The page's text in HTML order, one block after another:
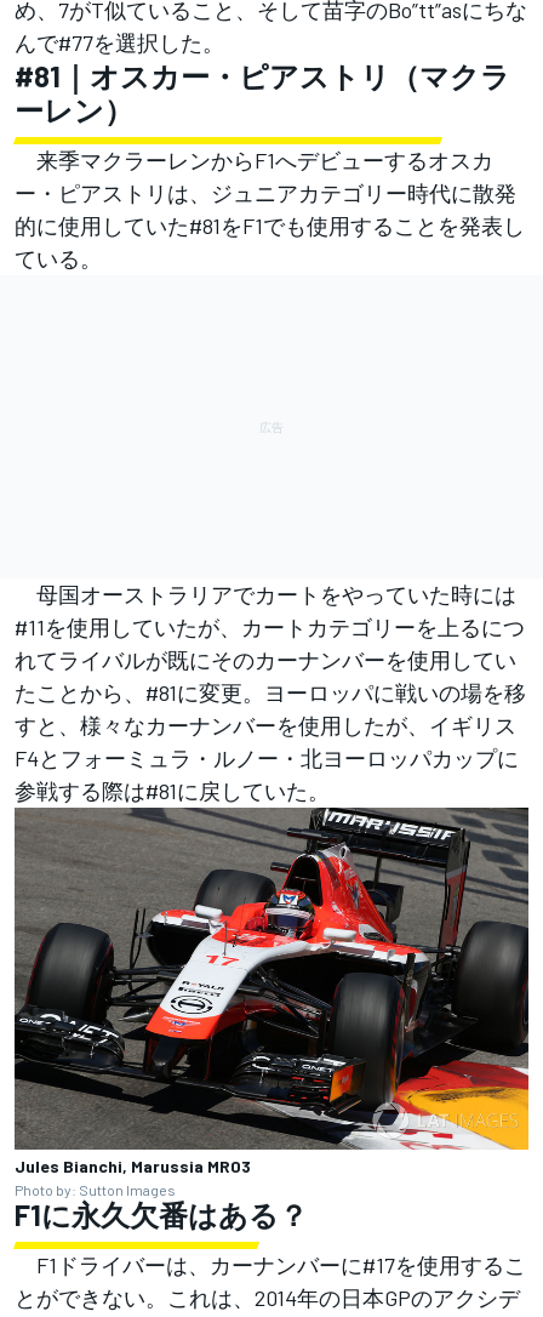
め、7がT似ていること、そして苗字のBo”tt”asにちな
んで#77を選択した。
#81｜オスカー・ピアストリ（マクラ
ーレン）
来季マクラーレンからF1へデビューするオスカ
ー・ピアストリは、ジュニアカテゴリー時代に散発
的に使用していた#81をF1でも使用することを発表し
ている。
母国オーストラリアでカートをやっていた時には
#11を使用していたが、カートカテゴリーを上るにつ
れてライバルが既にそのカーナンバーを使用してい
たことから、#81に変更。ヨーロッパに戦いの場を移
すと、様々なカーナンバーを使用したが、イギリス
F4とフォーミュラ・ルノー・北ヨーロッパカップに
参戦する際は#81に戻していた。
Jules Bianchi, Marussia MR03
Photo by: Sutton Images
F1に永久欠番はある？
F1ドライバーは、カーナンバーに#17を使用するこ
とができない。これは、2014年の日本GPのアクシデ